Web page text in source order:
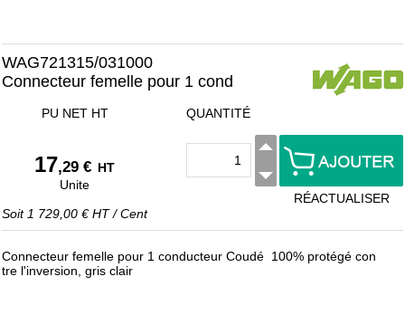
WAG721315/031000
Connecteur femelle pour 1 cond
PU NET HT
17,29 € HT
Unite
Soit 1 729,00 € HT/Cent
QUANTITÉ
RÉACTUALISER
Connecteur femelle pour 1 conducteur Coudé 100% protégé con
tre l'inversion, gris clair